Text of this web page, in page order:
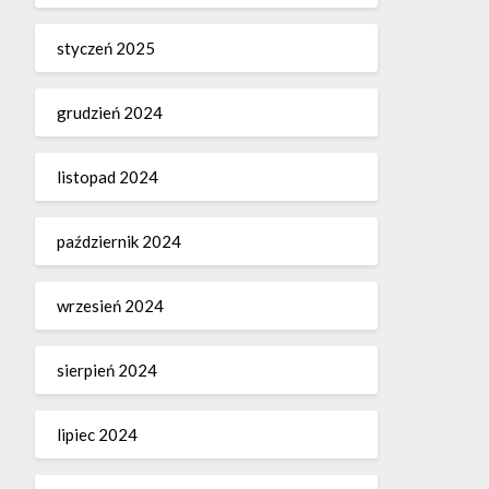
styczeń 2025
grudzień 2024
listopad 2024
październik 2024
wrzesień 2024
sierpień 2024
lipiec 2024